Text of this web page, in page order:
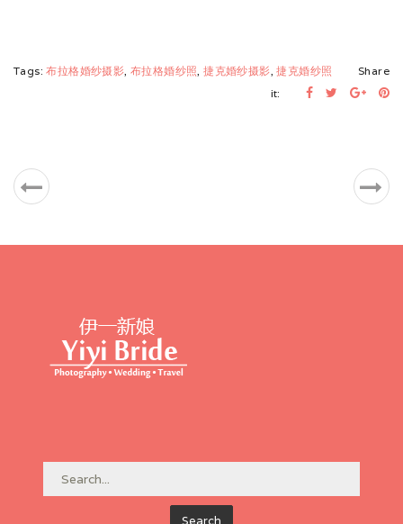
Tags:布拉格婚纱摄影,布拉格婚纱照,捷克婚纱摄影,捷克婚纱照
Share
it: